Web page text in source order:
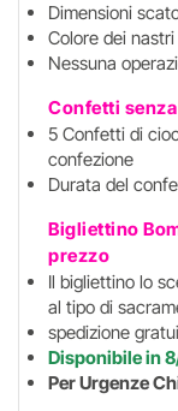
Dimensioni
Colore dei
Nessuna
Confetti
5 Confetti di
confezione
Durata del
Bigliettino
prezzo
Il bigliettino lo
al tipo di
spedizione
Disponibile in
Per Urgenze